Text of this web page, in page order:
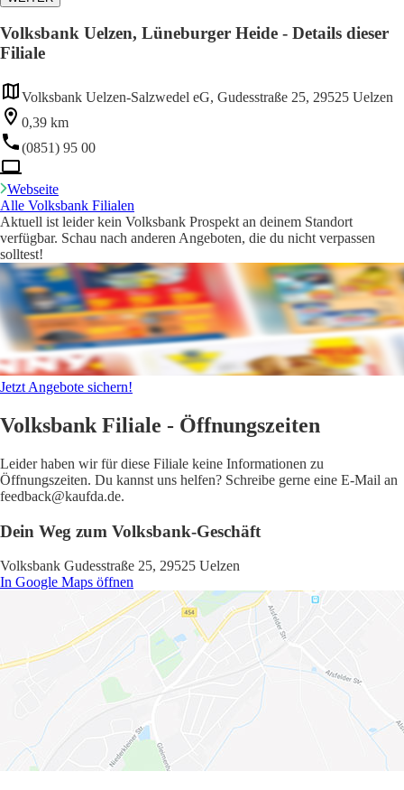
Volksbank Uelzen, Lüneburger Heide - Details dieser
Filiale
Volksbank Uelzen-Salzwedel eG, Gudesstraße 25, 29525 Uelzen
0,39 km
(0851) 95 00
Webseite
Alle Volksbank Filialen
Aktuell ist leider kein Volksbank Prospekt an deinem Standort
verfügbar. Schau nach anderen Angeboten, die du nicht verpassen
solltest!
Jetzt Angebote sichern!
Volksbank Filiale - Öffnungszeiten
Leider haben wir für diese Filiale keine Informationen zu
Öffnungszeiten. Du kannst uns helfen? Schreibe gerne eine E-Mail an
feedback@kaufda.de.
Dein Weg zum Volksbank-Geschäft
Volksbank Gudesstraße 25, 29525 Uelzen
In Google Maps öffnen